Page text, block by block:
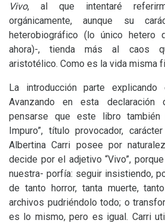
Vivo, al que intentaré
orgánicamente, aunque su
heterobiográfico (lo único hetero
ahora)-, tienda más al caos
aristotélico. Como es la vida misma
La introducción parte
Avanzando en esta declaración
pensarse que este libro también
Impuro”, título provocador,
Albertina Carri posee por
decide por el adjetivo “Vivo”,
nuestra- porfía: seguir insistiendo,
de tanto horror, tanta muerte,
archivos pudriéndolo todo; o
es lo mismo, pero es igual. Carri